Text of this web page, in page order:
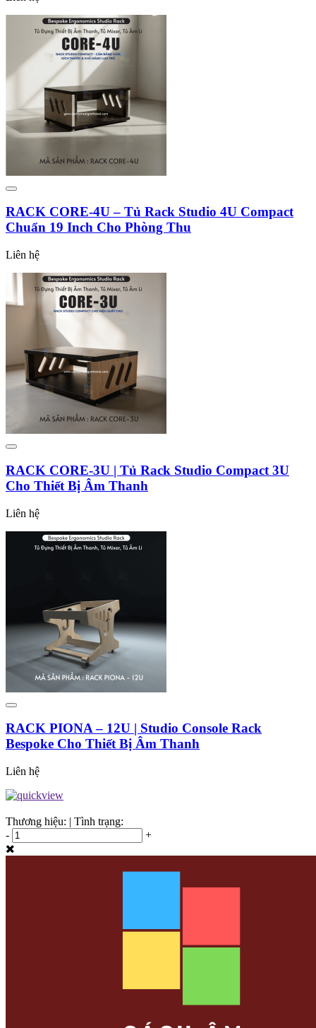
RACK CORE-4U – Tủ Rack Studio 4U Compact
Chuẩn 19 Inch Cho Phòng Thu
Liên hệ
RACK CORE-3U | Tủ Rack Studio Compact 3U
Cho Thiết Bị Âm Thanh
Liên hệ
RACK PIONA – 12U | Studio Console Rack
Bespoke Cho Thiết Bị Âm Thanh
Liên hệ
Thương hiệu: | Tình trạng:
-
+